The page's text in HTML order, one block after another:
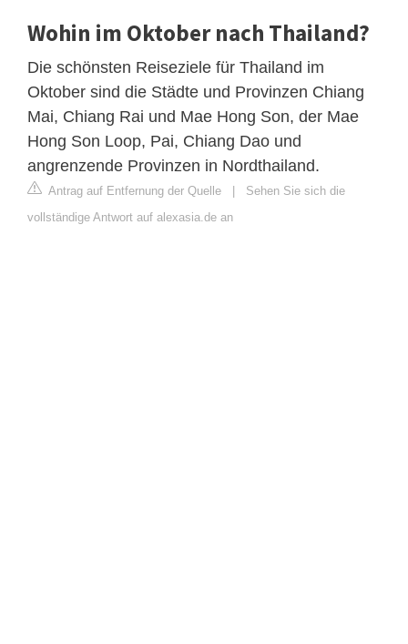
Wohin im Oktober nach Thailand?
Die schönsten Reiseziele für Thailand im
Oktober sind die Städte und Provinzen Chiang
Mai, Chiang Rai und Mae Hong Son, der Mae
Hong Son Loop, Pai, Chiang Dao und
angrenzende Provinzen in Nordthailand.
Antrag auf Entfernung der Quelle | Sehen Sie sich die
vollständige Antwort auf alexasia.de an